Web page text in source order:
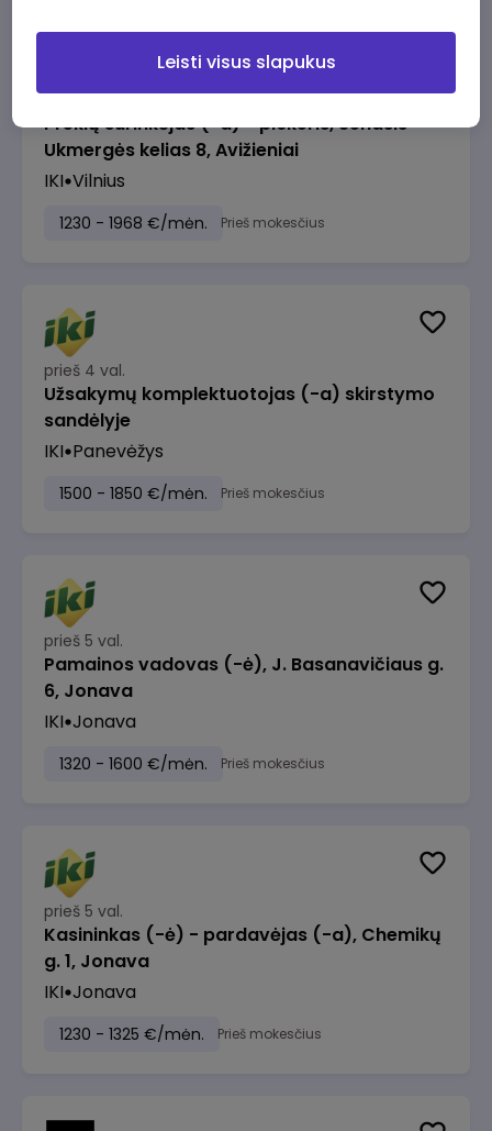
prieš 3 val.
Prekių surinkėjas (-a) - pickeris, Senasis
Ukmergės kelias 8, Avižieniai
IKI Vilnius
1230 - 1968 €/mėn. Prieš mokesčius
prieš 4 val.
Užsakymų komplektuotojas (-a) skirstymo
sandėlyje
IKI Panevėžys
1500 - 1850 €/mėn. Prieš mokesčius
prieš 5 val.
Pamainos vadovas (-ė), J. Basanavičiaus g.
6, Jonava
IKI Jonava
1320 - 1600 €/mėn. Prieš mokesčius
prieš 5 val.
Kasininkas (-ė) - pardavėjas (-a), Chemikų
g. 1, Jonava
IKI Jonava
1230 - 1325 €/mėn. Prieš mokesčius
Leisti visus slapukus